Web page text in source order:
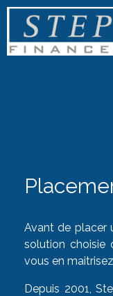
Avant de placer
solution choisie
vous en
Depuis 2001,